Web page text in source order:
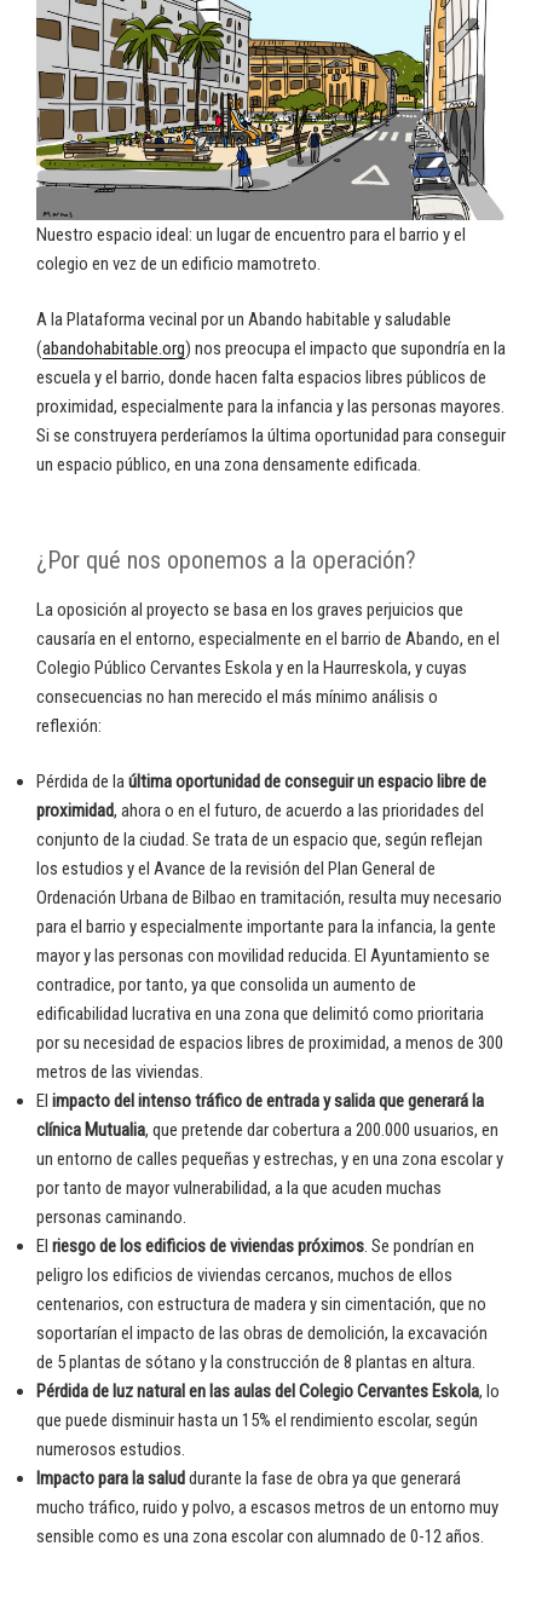
Nuestro espacio ideal: un lugar de encuentro para el barrio y el
colegio en vez de un edificio mamotreto.
A la Plataforma vecinal por un Abando habitable y saludable
(abandohabitable.org) nos preocupa el impacto que supondría en la
escuela y el barrio, donde hacen falta espacios libres públicos de
proximidad, especialmente para la infancia y las personas mayores.
Si se construyera perderíamos la última oportunidad para conseguir
un espacio público, en una zona densamente edificada.
¿Por qué nos oponemos a la operación?
La oposición al proyecto se basa en los graves perjuicios que
causaría en el entorno, especialmente en el barrio de Abando, en el
Colegio Público Cervantes Eskola y en la Haurreskola, y cuyas
consecuencias no han merecido el más mínimo análisis o
reflexión:
Pérdida de laúltima oportunidad de conseguir un espacio libre de
proximidad, ahora o en el futuro, de acuerdo a las prioridades del
conjunto de la ciudad. Se trata de un espacio que, según reflejan
los estudios y el Avance de la revisión del Plan General de
Ordenación Urbana de Bilbao en tramitación, resulta muy necesario
para el barrio y especialmente importante para la infancia, la gente
mayor y las personas con movilidad reducida. El Ayuntamiento se
contradice, por tanto, ya que consolida un aumento de
edificabilidad lucrativa en una zona que delimitó como prioritaria
por su necesidad de espacios libres de proximidad, a menos de 300
metros de las viviendas.
El impacto del intenso tráfico de entrada y salida que generará la
clínica Mutualia, que pretende dar cobertura a 200.000 usuarios, en
un entorno de calles pequeñas y estrechas, y en una zona escolar y
por tanto de mayor vulnerabilidad, a la que acuden muchas
personas caminando.
El riesgo de los edificios de viviendas próximos. Se pondrían en
peligro los edificios de viviendas cercanos, muchos de ellos
centenarios, con estructura de madera y sin cimentación, que no
soportarían el impacto de las obras de demolición, la excavación
de 5 plantas de sótano y la construcción de 8 plantas en altura.
Pérdida de luz natural en las aulas del Colegio Cervantes Eskola, lo
que puede disminuir hasta un 15% el rendimiento escolar, según
numerosos estudios.
Impacto para la saluddurante la fase de obra ya que generará
mucho tráfico, ruido y polvo, a escasos metros de un entorno muy
sensible como es una zona escolar con alumnado de 0-12 años.